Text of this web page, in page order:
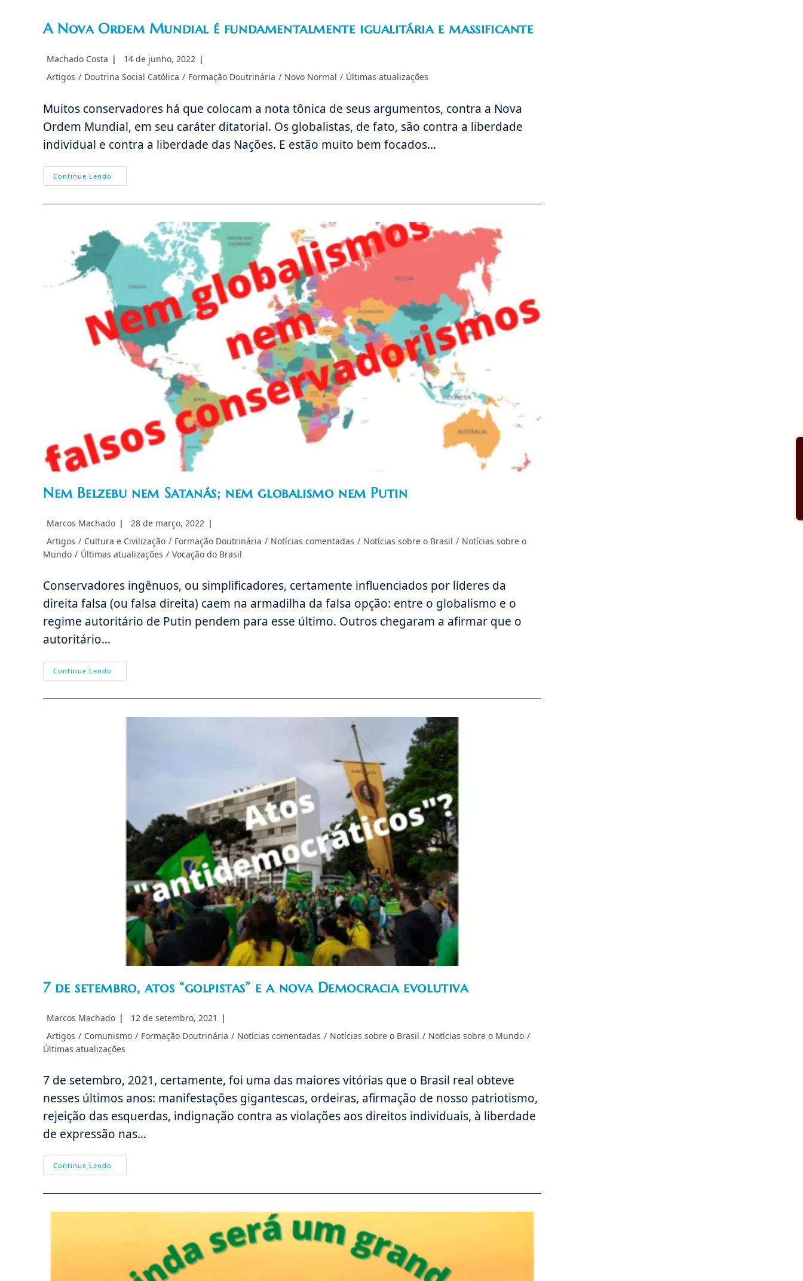
A Nova Ordem Mundial é fundamentalmente igualitária e massificante
Autor
post:
Machado Costa
Post
14 de junho, 2022
Categoria
Artigos / Doutrina Social Católica / Formação Doutrinária / Novo Normal / Últimas atualizações
Muitos conservadores há que colocam a nota tônica de seus argumentos, contra a Nova
Ordem Mundial, em seu caráter ditatorial. Os globalistas, de fato, são contra a liberdade
individual e contra a liberdade das Nações. E estão muito bem focados…
Continue Lendo
Nova
Mundial
Igualitária
E
Massificante
Nem Belzebu nem Satanás; nem globalismo nem Putin
Autor
post:
Marcos Machado
Post
28 de março, 2022
Categoria
do
Artigos / Cultura e Civilização / Formação Doutrinária / Notícias comentadas / Notícias sobre o Brasil / Notícias sobre o
Mundo / Últimas atualizações / Vocação do Brasil
Conservadores ingênuos, ou simplificadores, certamente influenciados por líderes da
direita falsa (ou falsa direita) caem na armadilha da falsa opção: entre o globalismo e o
regime autoritário de Putin pendem para esse último. Outros chegaram a afirmar que o
autoritário…
Continue Lendo
Belzebu
Satanás;
Nem
7 de setembro, atos “golpistas” e a nova Democracia evolutiva
Autor
post:
Marcos Machado
Post
12 de setembro, 2021
Categoria
do
Artigos / Comunismo / Formação Doutrinária / Notícias comentadas / Notícias sobre o Brasil / Notícias sobre o Mundo /
Últimas atualizações
7 de setembro, 2021, certamente, foi uma das maiores vitórias que o Brasil real obteve
nesses últimos anos: manifestações gigantescas, ordeiras, afirmação de nosso patriotismo,
rejeição das esquerdas, indignação contra as violações aos direitos individuais, à liberdade
de expressão nas…
Continue Lendo
De
Atos
A